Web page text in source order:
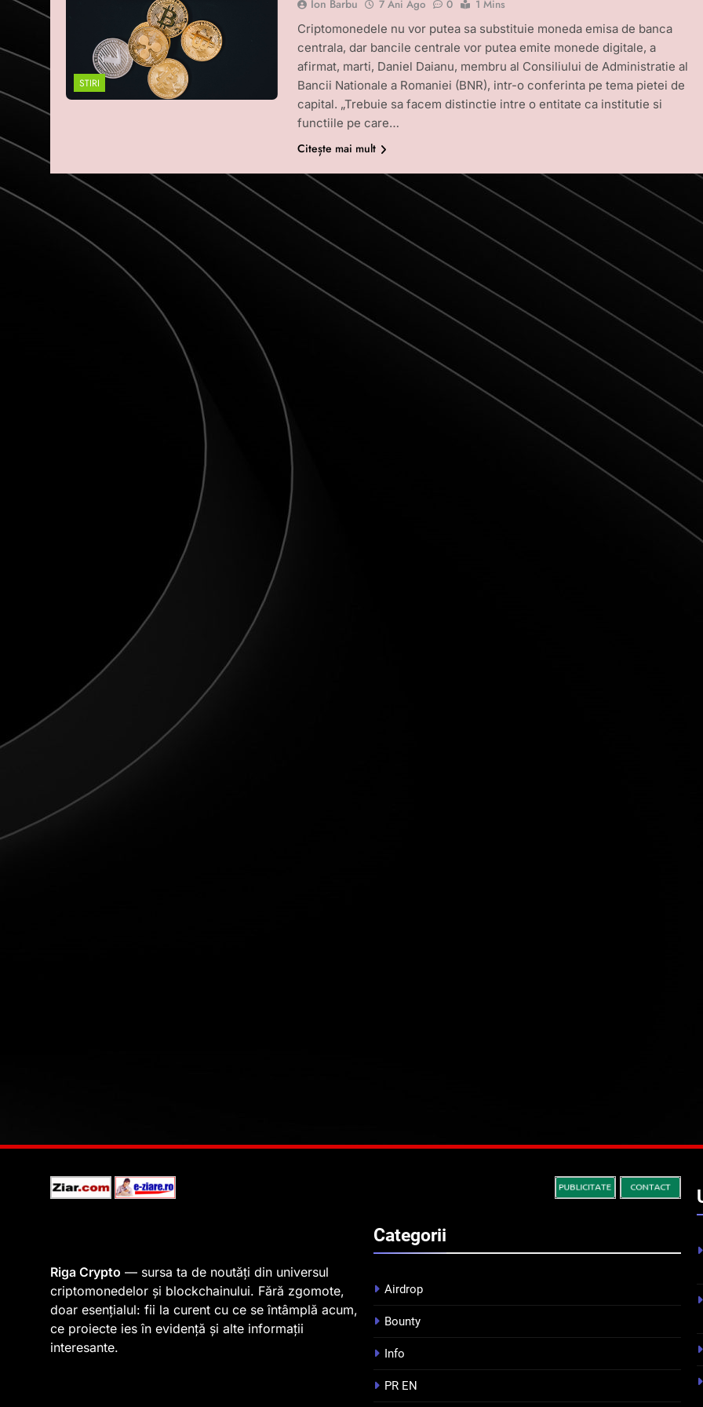
STIRI
Ion Barbu 7 Ani Ago 0
1 Mins
Criptomonedele nu vor putea sa substituie moneda emisa de banca
centrala, dar bancile centrale vor putea emite monede digitale, a
afirmat, marti, Daniel Daianu, membru al Consiliului de Administratie al
Bancii Nationale a Romaniei (BNR), intr-o conferinta pe tema pietei de
capital. „Trebuie sa facem distinctie intre o entitate ca institutie si
functiile pe care…
Citește mai mult
Riga Crypto — sursa ta de noutăți din universul
criptomonedelor și blockchainului. Fără zgomote,
doar esențialul: fii la curent cu ce se întâmplă acum,
ce proiecte ies în evidență și alte informații
interesante.
Categorii
Airdrop
Bounty
Info
PR EN